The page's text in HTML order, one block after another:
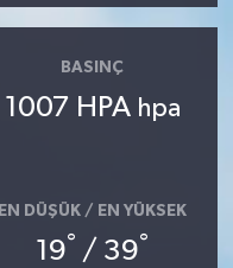
BASINÇ
1007 HPA hpa
EN DÜŞÜK / EN YÜKSEK
19° / 39°